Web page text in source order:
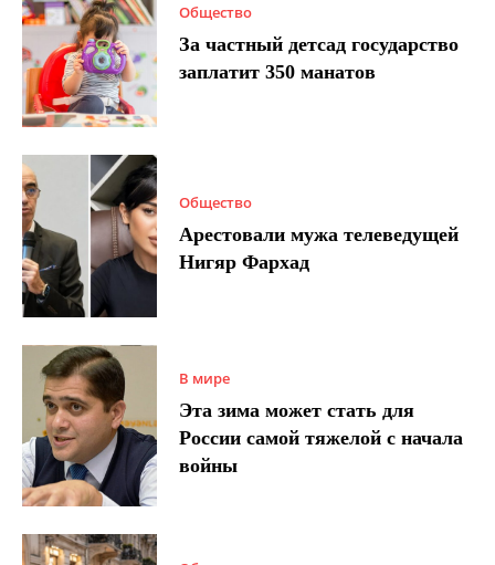
Общество
За частный детсад государство
заплатит 350 манатов
Общество
Арестовали мужа телеведущей
Нигяр Фархад
В мире
Эта зима может стать для
России самой тяжелой с начала
войны